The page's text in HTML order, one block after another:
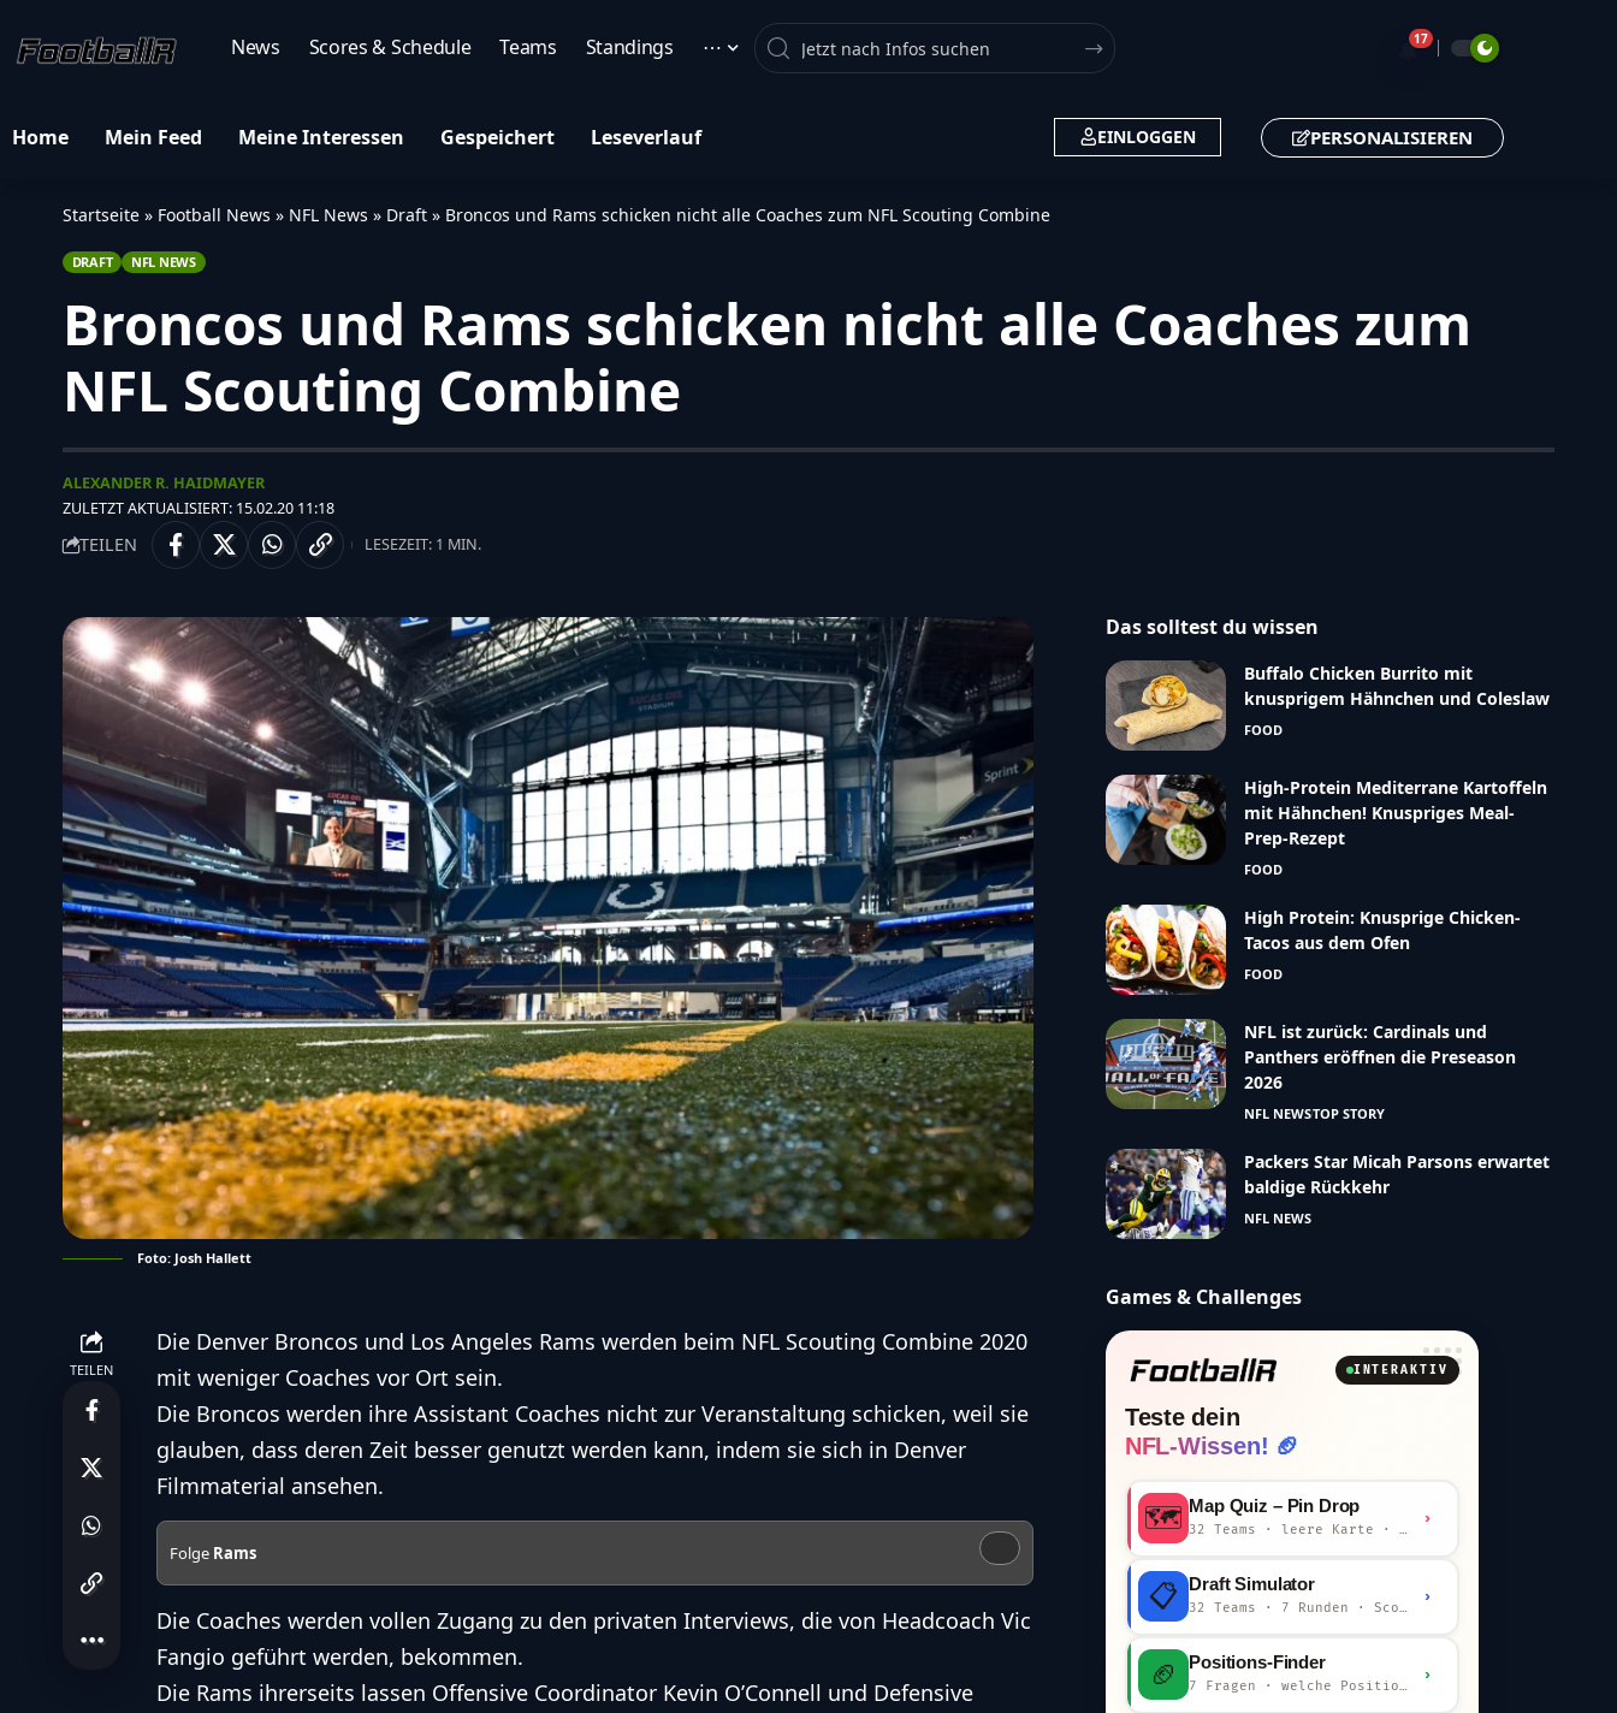
News Scores & Schedule Teams Standings ⋯ Search 🔔17
Home Mein Feed Meine Interessen Gespeichert Leseverlauf EINLOGGEN PERSONALISIEREN
Startseite » Football News » NFL News » Draft » Broncos und Rams schicken nicht alle Coaches zum NFL Scouting Combine
DRAFT NFL NEWS
Broncos und Rams schicken nicht alle Coaches zum
NFL Scouting Combine
ZULETZT AKTUALISIERT: 15.02.20 11:18
ALEXANDER R. HAIDMAYER
TEILEN LESEZEIT: 1 MIN.
Foto: Josh Hallett
TEILEN
Die Denver Broncos und Los Angeles Rams werden beim NFL Scouting Combine 2020
mit weniger Coaches vor Ort sein.
Die Broncos werden ihre Assistant Coaches nicht zur Veranstaltung schicken, weil sie
glauben, dass deren Zeit besser genutzt werden kann, indem sie sich in Denver
Filmmaterial ansehen.
Folge Rams
Die Coaches werden vollen Zugang zu den privaten Interviews, die von Headcoach Vic
Fangio geführt werden, bekommen.
Die Rams ihrerseits lassen Offensive Coordinator Kevin O’Connell und Defensive
Das solltest du wissen
Buffalo Chicken Burrito mit
knusprigem Hähnchen und Coleslaw
FOOD
High-Protein Mediterrane Kartoffeln
mit Hähnchen! Knuspriges Meal-
Prep-Rezept
FOOD
High Protein: Knusprige Chicken-
Tacos aus dem Ofen
FOOD
NFL ist zurück: Cardinals und
Panthers eröffnen die Preseason
2026
NFL NEWSTOP STORY
Packers Star Micah Parsons erwartet
baldige Rückkehr
NFL NEWS
Games & Challenges
INTERAKTIV
Teste dein
NFL-Wissen! 🏈
🗺️ Map Quiz – Pin Drop
32 Teams · leere Karte · km-Wertung
›
📋 Draft Simulator
32 Teams · 7 Runden · Scout-Kommentar
›
🏈 Positions-Finder
7 Fragen · welche Position bist du?
›